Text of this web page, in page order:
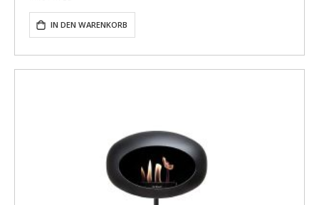
IN DEN WARENKORB